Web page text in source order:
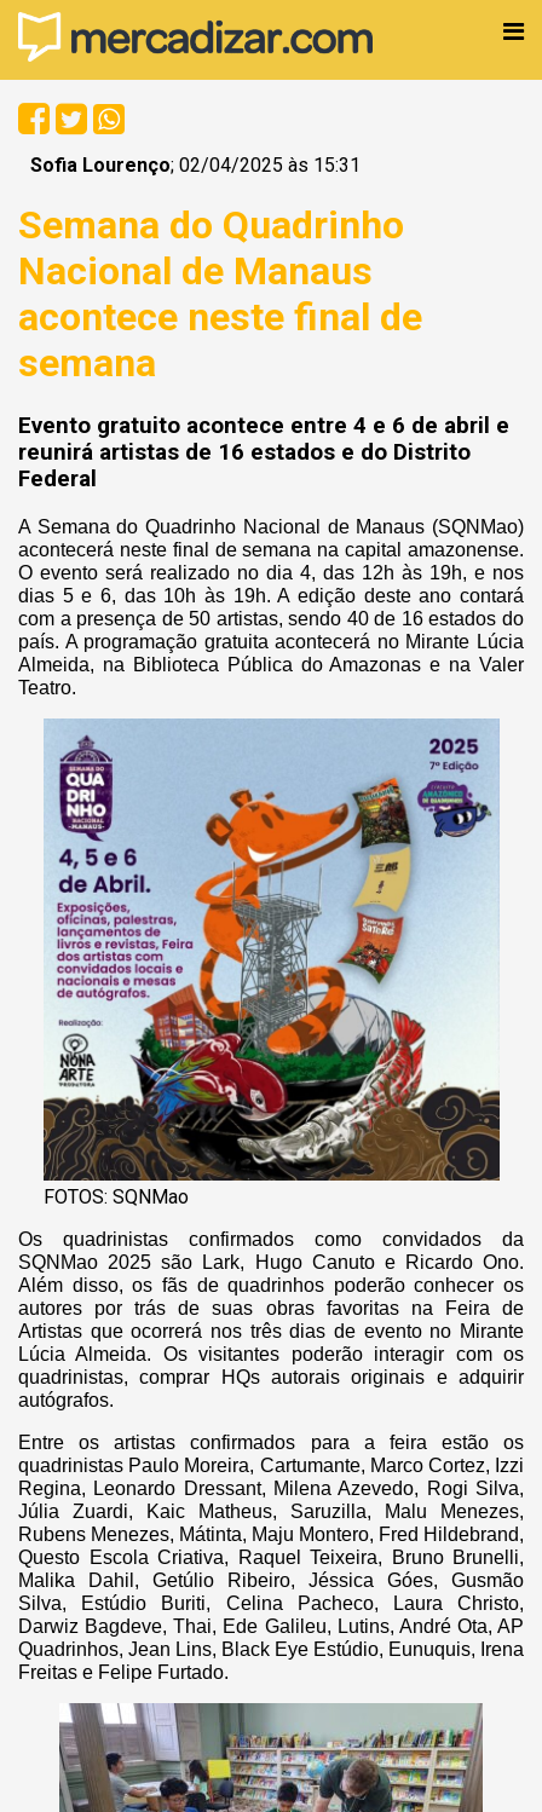
Sofia Lourenço; 02/04/2025 às 15:31
Semana do Quadrinho
Nacional de Manaus
acontece neste final de
semana
Evento gratuito acontece entre 4 e 6 de abril e
reunirá artistas de 16 estados e do Distrito
Federal
A Semana do Quadrinho Nacional de Manaus (SQNMao)
acontecerá neste final de semana na capital amazonense.
O evento será realizado no dia 4, das 12h às 19h, e nos
dias 5 e 6, das 10h às 19h. A edição deste ano contará
com a presença de 50 artistas, sendo 40 de 16 estados do
país. A programação gratuita acontecerá no Mirante Lúcia
Almeida, na Biblioteca Pública do Amazonas e na Valer
Teatro.
FOTOS: SQNMao
Os quadrinistas confirmados como convidados da
SQNMao 2025 são Lark, Hugo Canuto e Ricardo Ono.
Além disso, os fãs de quadrinhos poderão conhecer os
autores por trás de suas obras favoritas na Feira de
Artistas que ocorrerá nos três dias de evento no Mirante
Lúcia Almeida. Os visitantes poderão interagir com os
quadrinistas, comprar HQs autorais originais e adquirir
autógrafos.
Entre os artistas confirmados para a feira estão os
quadrinistas Paulo Moreira, Cartumante, Marco Cortez, Izzi
Regina, Leonardo Dressant, Milena Azevedo, Rogi Silva,
Júlia Zuardi, Kaic Matheus, Saruzilla, Malu Menezes,
Rubens Menezes, Mátinta, Maju Montero, Fred Hildebrand,
Questo Escola Criativa, Raquel Teixeira, Bruno Brunelli,
Malika Dahil, Getúlio Ribeiro, Jéssica Góes, Gusmão
Silva, Estúdio Buriti, Celina Pacheco, Laura Christo,
Darwiz Bagdeve, Thai, Ede Galileu, Lutins, André Ota, AP
Quadrinhos, Jean Lins, Black Eye Estúdio, Eunuquis, Irena
Freitas e Felipe Furtado.